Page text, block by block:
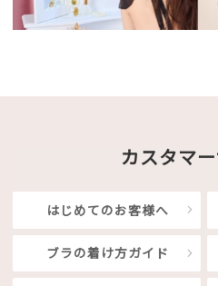
カスタマ
はじめてのお客様へ
ブラの着け方ガイド